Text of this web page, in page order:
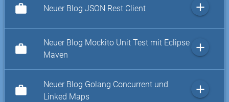
work Neuer Blog JSON Rest Client add
work
Neuer Blog Mockito Unit Test mit Eclipse
Maven
add
work
Neuer Blog Golang Concurrent und
Linked Maps
add